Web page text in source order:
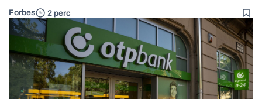
Forbes 2 perc